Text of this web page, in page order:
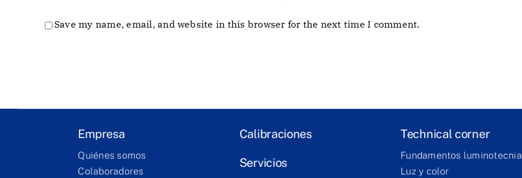
Save my name, email, and website in this browser for the next time I comment.
Empresa
Quiénes somos
Colaboradores
Calibraciones
Servicios
Technical corner
Fundamentos luminotecnia
Luz y color